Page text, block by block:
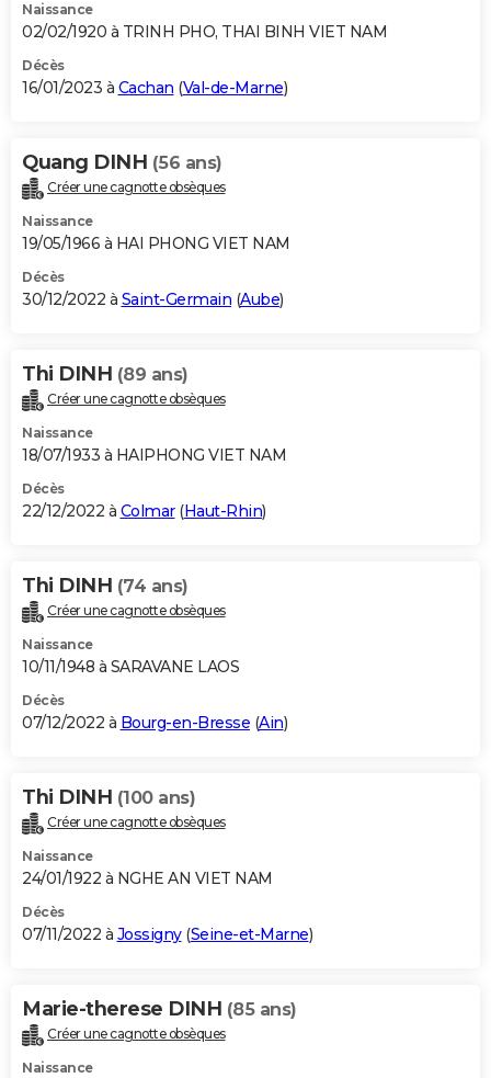
Naissance
02/02/1920 à TRINH PHO, THAI BINH VIET NAM
Décès
16/01/2023 à Cachan (Val-de-Marne)
Quang DINH (56 ans)
Créer une cagnotte obsèques
Naissance
19/05/1966 à HAI PHONG VIET NAM
Décès
30/12/2022 à Saint-Germain (Aube)
Thi DINH (89 ans)
Créer une cagnotte obsèques
Naissance
18/07/1933 à HAIPHONG VIET NAM
Décès
22/12/2022 à Colmar(Haut-Rhin)
Thi DINH (74 ans)
Créer une cagnotte obsèques
Naissance
10/11/1948 à SARAVANE LAOS
Décès
07/12/2022 à Bourg-en-Bresse (Ain)
Thi DINH (100 ans)
Créer une cagnotte obsèques
Naissance
24/01/1922 à NGHE AN VIET NAM
Décès
07/11/2022 à Jossigny(Seine-et-Marne)
Marie-therese DINH (85 ans)
Créer une cagnotte obsèques
Naissance